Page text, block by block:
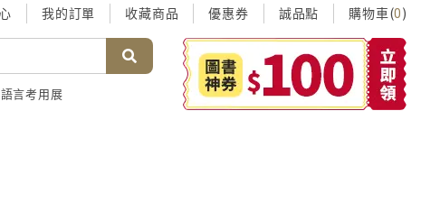
我的訂單 收藏商品 優惠券 誠品點 購物車(0)
言考用展